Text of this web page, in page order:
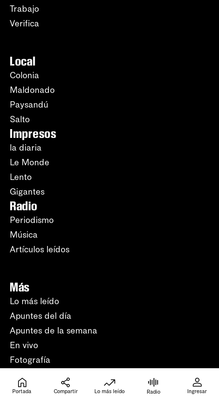
Trabajo
Verifica
Local
Colonia
Maldonado
Paysandú
Salto
Impresos
la diaria
Le Monde
Lento
Gigantes
Radio
Periodismo
Música
Artículos leídos
Más
Lo más leído
Apuntes del día
Apuntes de la semana
En vivo
Fotografía
Crucigramas
Portada Compartir Lo más leído Radio Ingresar